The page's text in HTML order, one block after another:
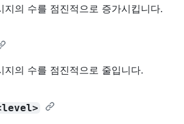
지의 수를 점진적으로 증가시킵니다.
지의 수를 점진적으로 줄입니다.